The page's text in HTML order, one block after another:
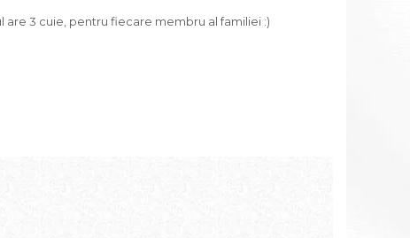
3 cuie, pentru fiecare membru al familiei :)